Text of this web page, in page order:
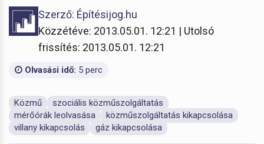
Szerző: Építésijog.hu
Közzétéve: 2013.05.01. 12:21 | Utolsó
frissítés: 2013.05.01. 12:21
Olvasási idő: 5 perc
Közmű
szociális közműszolgáltatás
mérőórák leolvasása
közműszolgáltatás kikapcsolása
villany kikapcsolás
gáz kikapcsolása